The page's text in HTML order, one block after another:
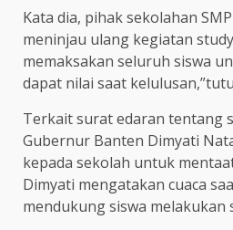
Kata dia, pihak sekolahan
meninjau ulang kegiatan
memaksakan seluruh siswa
dapat nilai saat
Terkait surat edaran tentang
Gubernur Banten Dimyati
kepada sekolah untuk
Dimyati mengatakan cuaca
mendukung siswa melakukan